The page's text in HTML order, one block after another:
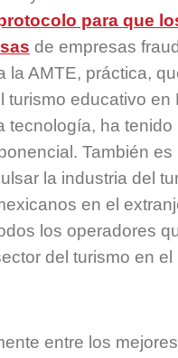
para que
de empresas
la AMTE, práctica,
turismo educativo en
tecnología, ha tenido
También es
la industria del
en el
los operadores
del turismo en el
entre los mejores